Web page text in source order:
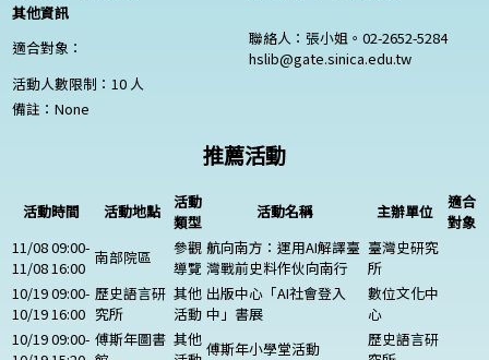
其他資訊
適合對象：
聯絡人：張小姐。02-2652-5284
hslib@gate.sinica.edu.tw
活動人數限制：10 人
備註： None
推薦活動
活動時間 活動地點
活動
類型
活動名稱 主辦單位
適合
對象
11/08 09:00-
11/08 16:00
南部院區
參觀
導覽
航向南方：運用AI解譯臺
灣戰前史料作伙向南行
臺灣史研究
所
10/19 09:00-
10/19 16:00
歷史語言研
究所
其他
活動
出版中心「AI社會登入
中」書展
數位文化中
心
10/19 09:00- 傅斯年圖書 其他 傅斯年小學堂活動
歷史語言研